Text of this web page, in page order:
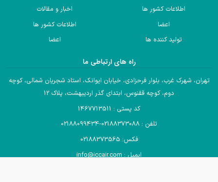
اطلاعات کشور ها
اعضا
تولید کننده ها
اخبار و مقالات
اطلاعات کشور ها
اعضا
راه های ارتباطی ما
تهران، شهرک غرب، بلوار فرحزادی، خیابان ایوانک، استاد شجریان شمالی، کوچه
دوم، کوچه ققنوس، ابتدای گذر اردیبهشت، پلاک 12
کد پستی : 1467713511
تلفن : 02188373088-02188099434
فکس: 02188373565
ایمیل : info@iccair.com